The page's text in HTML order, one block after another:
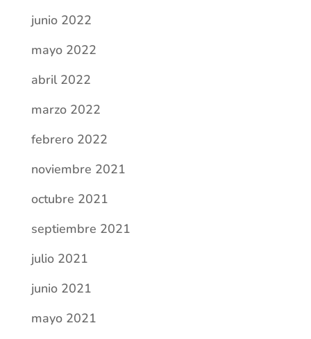
junio 2022
mayo 2022
abril 2022
marzo 2022
febrero 2022
noviembre 2021
octubre 2021
septiembre 2021
julio 2021
junio 2021
mayo 2021